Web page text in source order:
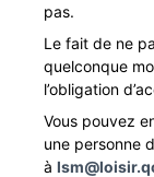
pas.
Le fait de ne
quelconque
l’obligation
Vous pouvez
une personne
à